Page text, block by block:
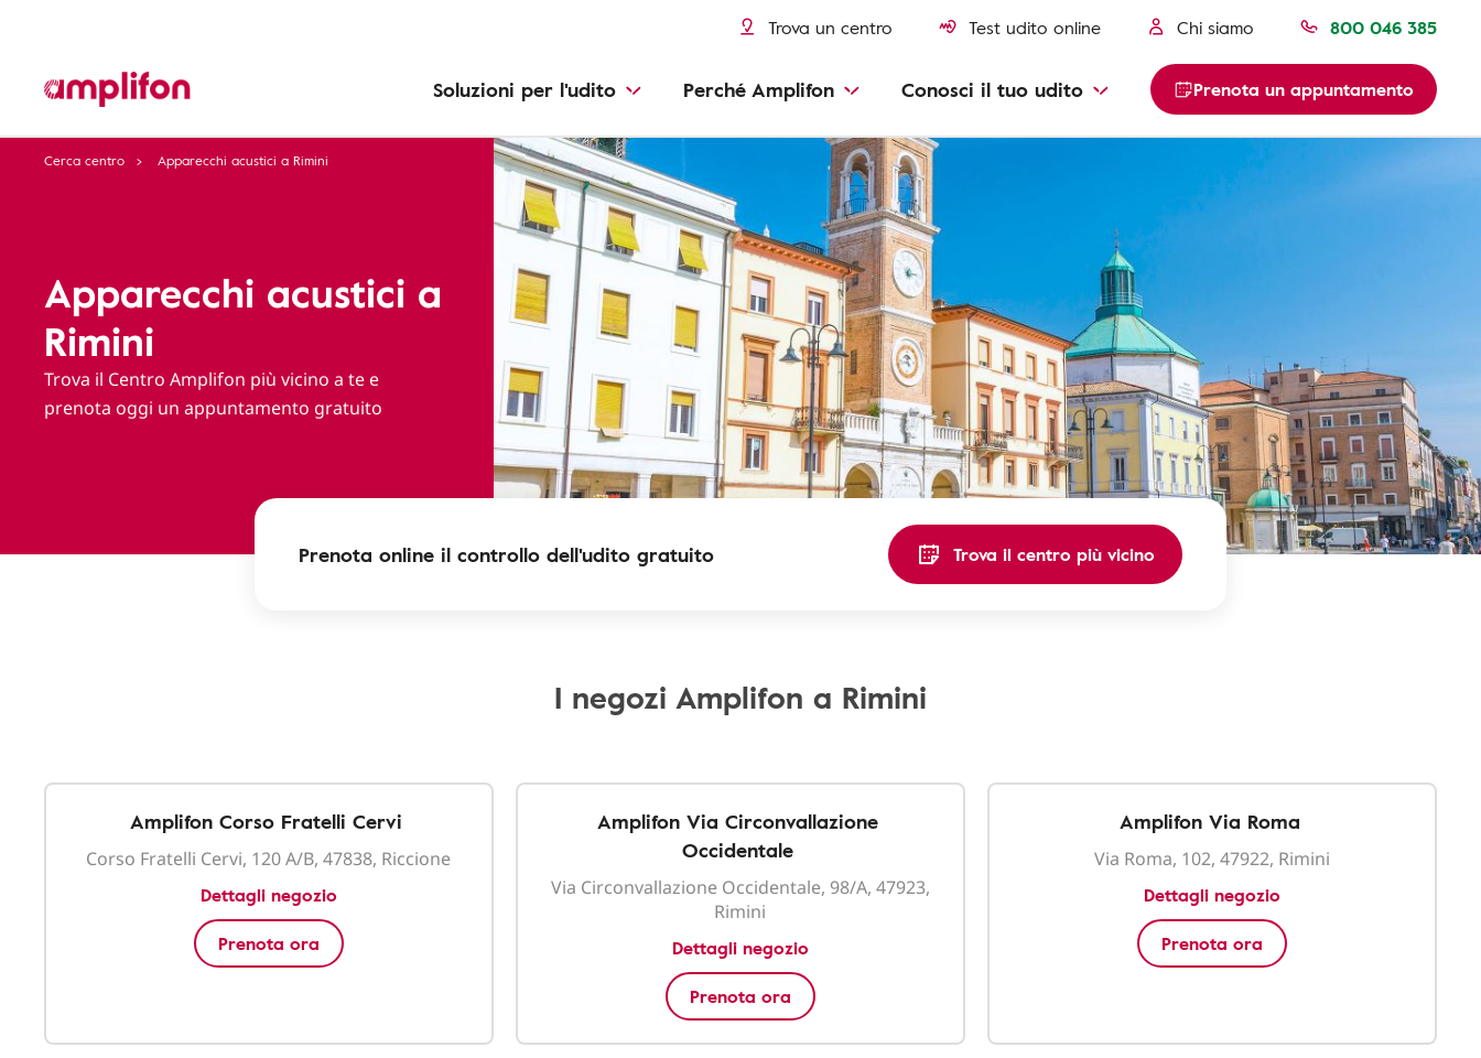
Trova un centro Test udito online Chi siamo 800 046 385
Soluzioni per l'udito Perché Amplifon Conosci il tuo udito Prenota un appuntamento
Cerca centro Apparecchi acustici a Rimini
Apparecchi acustici a
Rimini
Trova il Centro Amplifon più vicino a te e
prenota oggi un appuntamento gratuito
Prenota online il controllo dell'udito gratuito Trova il centro più vicino
I negozi Amplifon a Rimini
Amplifon Corso Fratelli Cervi
Corso Fratelli Cervi, 120 A/B, 47838, Riccione
Dettagli negozio
Prenota ora
Amplifon Via Circonvallazione
Occidentale
Via Circonvallazione Occidentale, 98/A, 47923,
Rimini
Dettagli negozio
Prenota ora
Amplifon Via Roma
Via Roma, 102, 47922, Rimini
Dettagli negozio
Prenota ora